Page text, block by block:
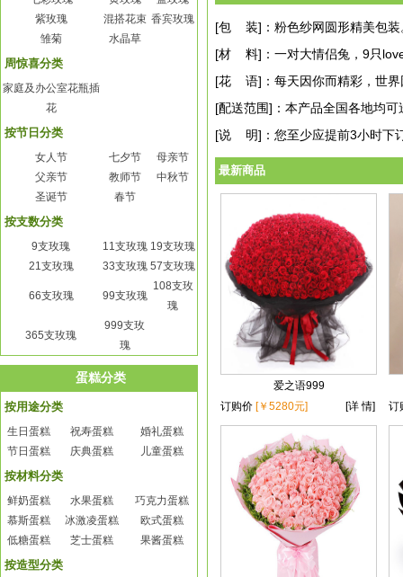
紫玫瑰
混搭花束 香宾玫瑰
雏菊
水晶草
周惊喜分类
家庭及办公室花瓶插
花
按节日分类
女人节 七夕节
母亲节
父亲节
教师节
中秋节
圣诞节
春节
按支数分类
9支玫瑰 11支玫瑰 19支玫瑰
21支玫瑰
33支玫瑰 57支玫瑰
66支玫瑰 99支玫瑰
108支玫
瑰
365支玫瑰
999支玫
瑰
蛋糕分类
按用途分类
生日蛋糕 祝寿蛋糕
婚礼蛋糕
节日蛋糕
庆典蛋糕 儿童蛋糕
按材料分类
鲜奶蛋糕 水果蛋糕
巧克力蛋糕
慕斯蛋糕
冰激凌蛋糕
欧式蛋糕
低糖蛋糕
芝士蛋糕 果酱蛋糕
按造型分类
[包 装]：粉色纱网圆形精美包装
[材 料]：一对大情侣兔，9只
[花 语]：每天因你而精彩，世界
[配送范围]：本产品全国各地均可
[说 明]：您至少应提前3小时下
最新商品
爱之语999
订购价 [￥5280元] [详 情] 订